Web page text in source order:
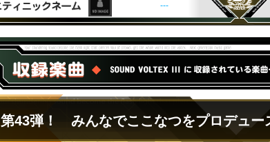
---
第43弾！ みんなでここなつをプロデュー